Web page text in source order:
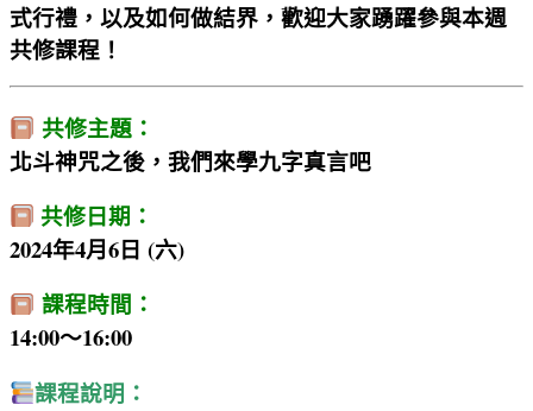
式行禮，以及如何做結界，歡迎大家踴躍參與本週
共修課程！
共修主題：
北斗神咒之後，我們來學九字真言吧
共修日期：
2024年4月6日 (六)
課程時間：
14:00～16:00
課程說明：